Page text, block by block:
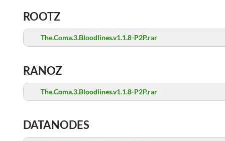
ROOTZ
The.Coma.3.Bloodlines.v1.1.8-P2P.rar
RANOZ
The.Coma.3.Bloodlines.v1.1.8-P2P.rar
DATANODES